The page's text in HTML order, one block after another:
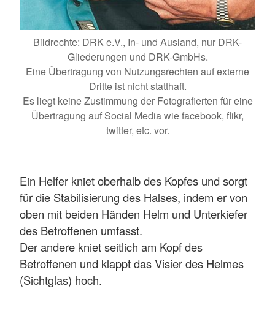
Bildrechte: DRK e.V., In- und Ausland, nur DRK-
Gliederungen und DRK-GmbHs.
Eine Übertragung von Nutzungsrechten auf externe
Dritte ist nicht statthaft.
Es liegt keine Zustimmung der Fotografierten für eine
Übertragung auf Social Media wie facebook, flikr,
twitter, etc. vor.
Ein Helfer kniet oberhalb des Kopfes und sorgt
für die Stabilisierung des Halses, indem er von
oben mit beiden Händen Helm und Unterkiefer
des Betroffenen umfasst.
Der andere kniet seitlich am Kopf des
Betroffenen und klappt das Visier des Helmes
(Sichtglas) hoch.